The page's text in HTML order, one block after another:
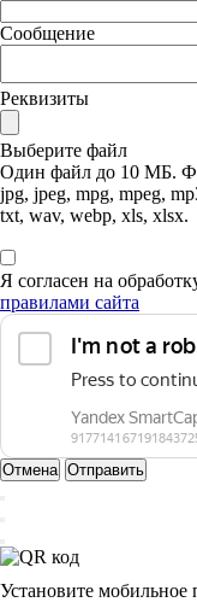
Сообщение
Реквизиты
Выберите файл
Один файл до 10 МБ.
jpg, jpeg, mpg, mpeg,
txt, wav, webp, xls, xlsx.
Я согласен на
правилами сайта
Отмена Отправить
Установите